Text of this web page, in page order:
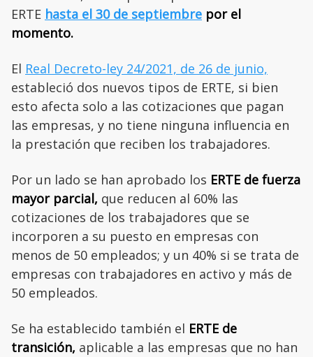
ERTE hasta el 30 de septiembre por el
momento.
El Real Decreto-ley 24/2021, de 26 de junio,
estableció dos nuevos tipos de ERTE, si bien
esto afecta solo a las cotizaciones que pagan
las empresas, y no tiene ninguna influencia en
la prestación que reciben los trabajadores.
Por un lado se han aprobado los ERTE de fuerza
mayor parcial, que reducen al 60% las
cotizaciones de los trabajadores que se
incorporen a su puesto en empresas con
menos de 50 empleados; y un 40% si se trata de
empresas con trabajadores en activo y más de
50 empleados.
Se ha establecido también el ERTE de
transición, aplicable a las empresas que no han